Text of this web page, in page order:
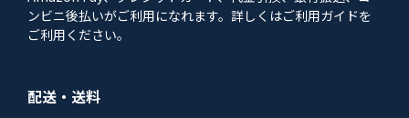
ンビニ後払いがご利用になれます。詳しくはご利用ガイドを
ご利用ください。
配送・送料